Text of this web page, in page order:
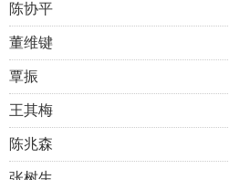
陈协平
董维键
覃振
王其梅
陈兆森